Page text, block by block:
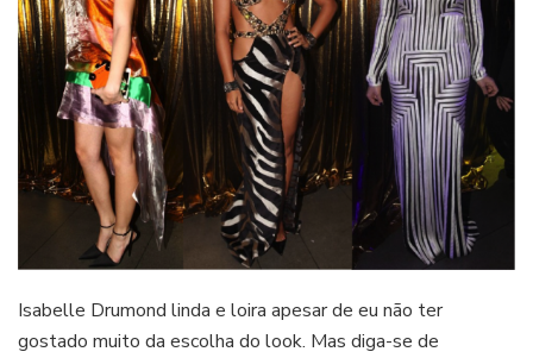
Isabelle Drumond linda e loira apesar de eu não ter
gostado muito da escolha do look. Mas diga-se de